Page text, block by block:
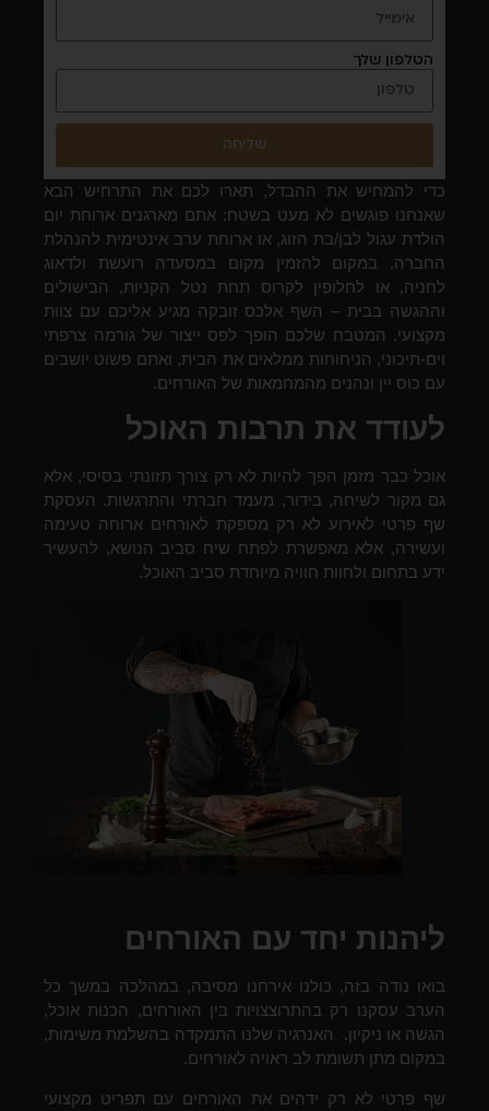
הטלפון שלך
שליחה
כדי להמחיש את ההבדל, תארו לכם את התרחיש הבא
שאנחנו פוגשים לא מעט בשטח: אתם מארגנים ארוחת יום
הולדת עגול לבן/בת הזוג, או ארוחת ערב אינטימית להנהלת
החברה. במקום להזמין מקום במסעדה רועשת ולדאוג
לחניה, או לחלופין לקרוס תחת נטל הקניות, הבישולים
וההגשה בבית – השף אלכס זובקה מגיע אליכם עם צוות
מקצועי. המטבח שלכם הופך לפס ייצור של גורמה צרפתי
וים-תיכוני, הניחוחות ממלאים את הבית, ואתם פשוט יושבים
עם כוס יין ונהנים מהמחמאות של האורחים.
לעודד את תרבות האוכל
אוכל כבר מזמן הפך להיות לא רק צורך תזונתי בסיסי, אלא
גם מקור לשיחה, בידור, מעמד חברתי והתרגשות. העסקת
שף פרטי לאירוע לא רק מספקת לאורחים ארוחה טעימה
ועשירה, אלא מאפשרת לפתח שיח סביב הנושא, להעשיר
ידע בתחום ולחוות חוויה מיוחדת סביב האוכל.
ליהנות יחד עם האורחים
בואו נודה בזה, כולנו אירחנו מסיבה, במהלכה במשך כל
הערב עסקנו רק בהתרוצצויות בין האורחים, הכנות אוכל,
הגשה או ניקיון.
האנרגיה שלנו התמקדה בהשלמת משימות,
במקום מתן תשומת לב ראויה לאורחים.
שף פרטי לא רק ידהים את האורחים עם תפריט מקצועי